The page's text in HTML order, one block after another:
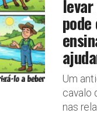
Um
cavalo
nas